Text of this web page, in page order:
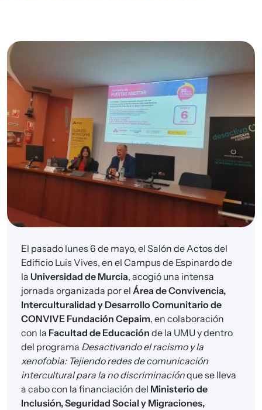
El pasado lunes 6 de mayo, el Salón de Actos del
Edificio Luis Vives, en el Campus de Espinardo de
la Universidad de Murcia, acogió una intensa
jornada organizada por el Área de Convivencia,
Interculturalidad y Desarrollo Comunitario de
CONVIVE Fundación Cepaim, en colaboración
con la Facultad de Educación de la UMU y dentro
del programa Desactivando el racismo y la
xenofobia: Tejiendo redes de comunicación
intercultural para la no discriminaciónque se lleva
a cabo con la financiación del Ministerio de
Inclusión, Seguridad Social y Migraciones,